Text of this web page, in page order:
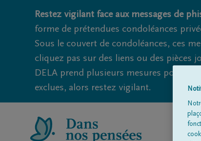
Restez vigilant face aux messages de
forme de prétendues condoléances
Sous le couvert de condoléances, ces
cliquez pas sur des liens ou des pièces
DELA prend plusieurs mesures pour
exclues, alors restez vigilant.